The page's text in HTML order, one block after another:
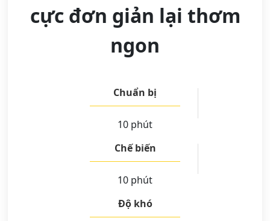
cực đơn giản lại thơm
ngon
Chuẩn bị
10 phút
Chế biến
10 phút
Độ khó